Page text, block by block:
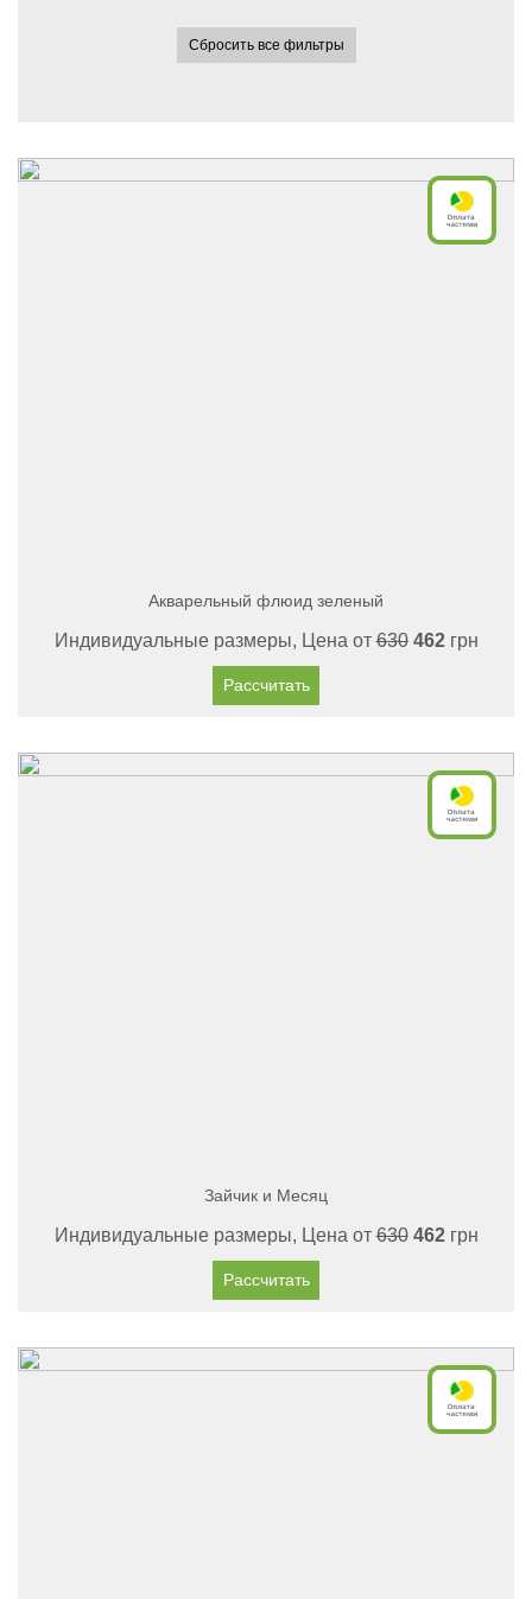
Сбросить все фильтры
Акварельный флюид зеленый
Индивидуальные размеры, Цена от630 462грн
Рассчитать
Зайчик и Месяц
Индивидуальные размеры, Цена от630 462грн
Рассчитать